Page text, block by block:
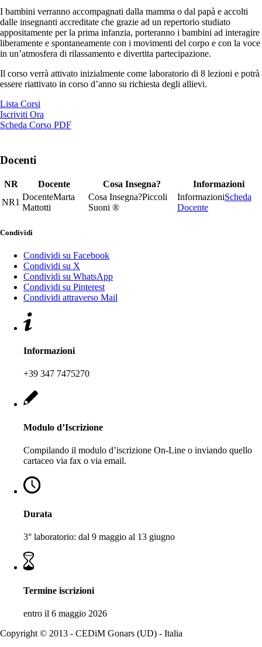
I bambini verranno accompagnati dalla mamma o dal papà e accolti
dalle insegnanti accreditate che grazie ad un repertorio studiato
appositamente per la prima infanzia, porteranno i bambini ad interagire
liberamente e spontaneamente con i movimenti del corpo e con la voce
in un’atmosfera di rilassamento e divertita partecipazione.
Il corso verrà attivato inizialmente come laboratorio di 8 lezioni e potrà
essere riattivato in corso d’anno su richiesta degli allievi.
Lista Corsi
Iscriviti Ora
Scheda Corso PDF
Docenti
NR Docente Cosa Insegna?
Informazioni
1
Marta
Mattotti
Piccoli
Suoni ®
Scheda
Docente
Condividi
Condividi su Facebook
Condividi su X
Condividi su WhatsApp
Condividi su Pinterest
Condividi attraverso Mail
Informazioni
+39 347 7475270
Modulo d’Iscrizione
Compilando il modulo d’iscrizione On-Line o inviando quello
cartaceo via fax o via email.
Durata
3° laboratorio: dal 9 maggio al 13 giugno
Termine iscrizioni
entro il 6 maggio 2026
Copyright © 2013 - CEDiM Gonars (UD) - Italia